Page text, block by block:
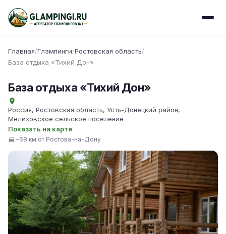
Главная/Глэмпинги/Ростовская область/
База отдыха «Тихий Дон»
База отдыха «Тихий Дон»
Россия, Ростовская область, Усть-Донецкий район,
Мелиховское сельское поселение
Показать на карте
~68 км от Ростова-на-Дону